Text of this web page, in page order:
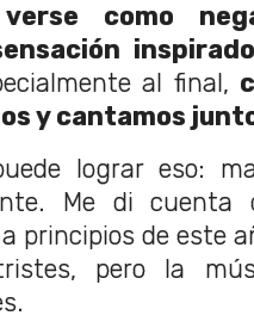
como
al final,
y cantamos
lograr eso:
Me di cuenta
principios de este
pero la